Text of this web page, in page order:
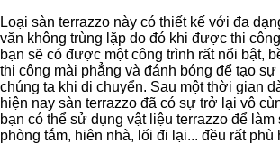
Loại sàn terrazzo này có thiết kế với đa
văn không trùng lặp do đó khi được thi
bạn sẽ có được một công trình rất nổi bật,
thi công mài phẳng và đánh bóng để tạo
chúng ta khi di chuyển. Sau một thời gian
hiện nay sàn terrazzo đã có sự trở lại vô
bạn có thể sử dụng vật liệu terrazzo để làm
phòng tắm, hiên nhà, lối đi lại... đều rất phù